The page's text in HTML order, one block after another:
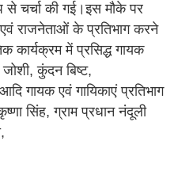
चर्चा की गई।इस मौके पर
राजनेताओं के प्रतिभाग करने
कार्यक्रम में प्रसिद्ध गायक
जोशी, कुंदन बिष्ट,
गायक एवं गायिकाएं प्रतिभाग
सिंह, ग्राम प्रधान नंदूली